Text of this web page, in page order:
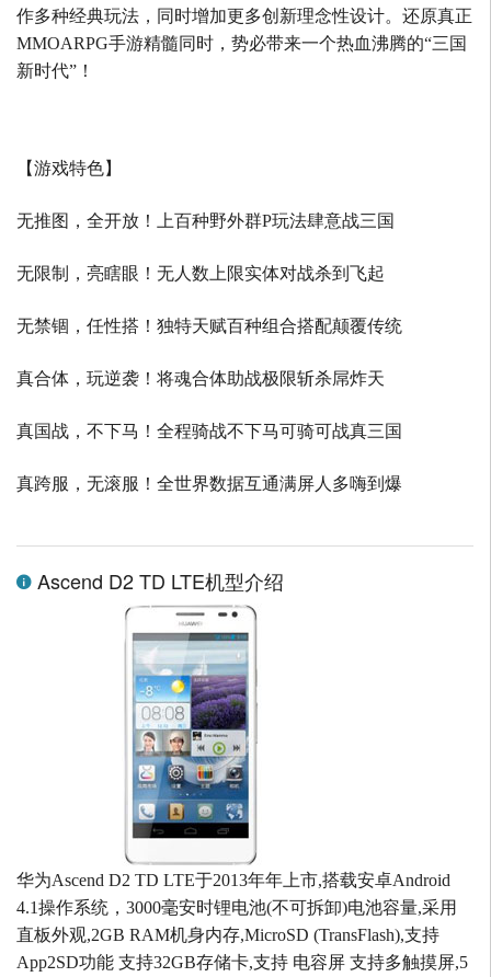
作多种经典玩法，同时增加更多创新理念性设计。还原真正
MMOARPG手游精髓同时，势必带来一个热血沸腾的“三国
新时代”！
【游戏特色】
无推图，全开放！上百种野外群P玩法肆意战三国
无限制，亮瞎眼！无人数上限实体对战杀到飞起
无禁锢，任性搭！独特天赋百种组合搭配颠覆传统
真合体，玩逆袭！将魂合体助战极限斩杀屌炸天
真国战，不下马！全程骑战不下马可骑可战真三国
真跨服，无滚服！全世界数据互通满屏人多嗨到爆
Ascend D2 TD LTE机型介绍
华为Ascend D2 TD LTE于2013年年上市,搭载安卓Android
4.1操作系统，3000毫安时锂电池(不可拆卸)电池容量,采用
直板外观,2GB RAM机身内存,MicroSD (TransFlash),支持
App2SD功能 支持32GB存储卡,支持 电容屏 支持多触摸屏,5